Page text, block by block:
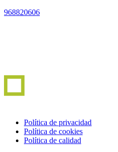
968820606
Política de privacidad
Política de cookies
Política de calidad